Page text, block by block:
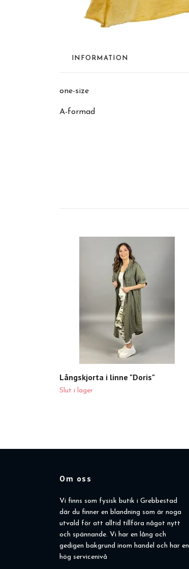
INFORMATION
one-size
A-formad
Långskjorta i linne "Doris"
Slut i lager
Om oss
Vi finns som fysisk butik i Grebbestad
där du finner en blandning som är noga
utvald för att alltid tillföra något nytt
och spännande. Vi har en lång och
gedigen bakgrund inom handel och har en
hög servicenivå